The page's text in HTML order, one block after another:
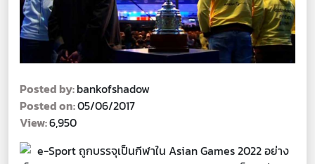
Posted by:bankofshadow
Posted on:05/06/2017
View:6,950